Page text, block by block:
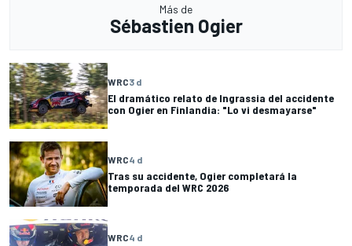
Más de
Sébastien Ogier
WRC3 d
El dramático relato de Ingrassia del accidente
con Ogier en Finlandia: "Lo vi desmayarse"
WRC4 d
Tras su accidente, Ogier completará la
temporada del WRC 2026
WRC4 d